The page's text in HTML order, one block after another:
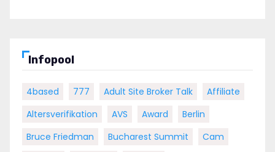
Infopool
4based 777 Adult Site Broker Talk
Affiliate
Altersverifikation
AVS Award
Berlin
Bruce Friedman
Bucharest Summit
Cam